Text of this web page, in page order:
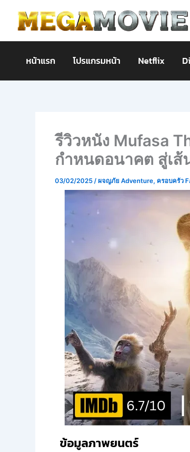
content
หน้าแรก โปรแกรมหน้า Netflix
รีวิวหนัง Mufasa
กำหนดอนาคต สู่เส้
03/02/2025 /ผจญภัย Adventure, ครอบครัว
ข้อมูลภาพยนตร์